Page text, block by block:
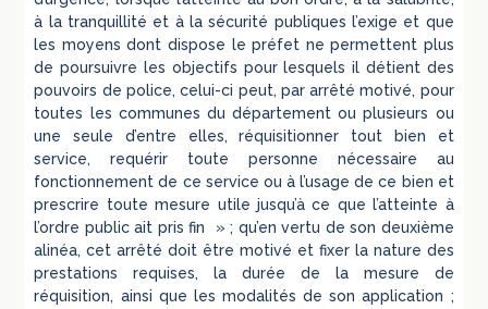
à la tranquillité et à la sécurité publiques l’exige et que
les moyens dont dispose le préfet ne permettent plus
de poursuivre les objectifs pour lesquels il détient des
pouvoirs de police, celui-ci peut, par arrêté motivé, pour
toutes les communes du département ou plusieurs ou
une seule d’entre elles, réquisitionner tout bien et
service, requérir toute personne nécessaire au
fonctionnement de ce service ou à l’usage de ce bien et
prescrire toute mesure utile jusqu’à ce que l’atteinte à
l’ordre public ait pris fin » ; qu’en vertu de son deuxième
alinéa, cet arrêté doit être motivé et fixer la nature des
prestations requises, la durée de la mesure de
réquisition, ainsi que les modalités de son application ;